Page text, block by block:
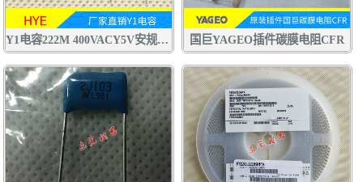
Y1电容222M 400VACY5V安规电容 交流陶瓷电容器 认证齐全 国巨YAGEO插件碳膜电阻CFR